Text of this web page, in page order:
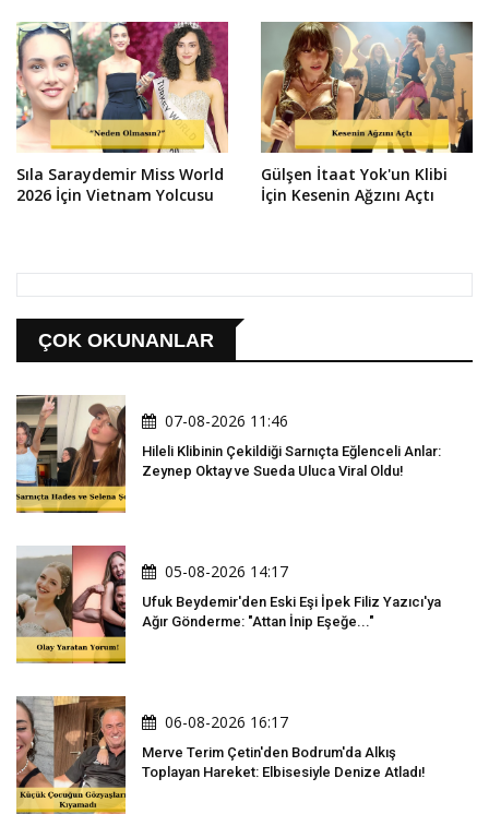
Sıla Saraydemir Miss World
2026 İçin Vietnam Yolcusu
Gülşen İtaat Yok'un Klibi
İçin Kesenin Ağzını Açtı
ÇOK OKUNANLAR
07-08-2026 11:46
Hileli Klibinin Çekildiği Sarnıçta Eğlenceli Anlar:
Zeynep Oktay ve Sueda Uluca Viral Oldu!
05-08-2026 14:17
Ufuk Beydemir'den Eski Eşi İpek Filiz Yazıcı'ya
Ağır Gönderme: "Attan İnip Eşeğe..."
06-08-2026 16:17
Merve Terim Çetin'den Bodrum'da Alkış
Toplayan Hareket: Elbisesiyle Denize Atladı!